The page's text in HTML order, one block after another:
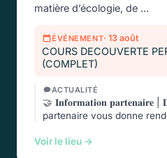
matière d’écologie, de …
ÉVÉNEMENT· 13 août
COURS DECOUVERTE
(COMPLET)
ACTUALITÉ
🤝 𝐈𝐧𝐟𝐨𝐫𝐦𝐚𝐭𝐢𝐨𝐧 𝐩𝐚𝐫𝐭𝐞𝐧𝐚𝐢𝐫𝐞
partenaire vous donne
Voir le lieu →